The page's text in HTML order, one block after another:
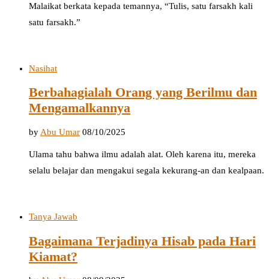
Malaikat berkata kepada temannya, “Tulis, satu farsakh kali
satu farsakh.”
Nasihat
Berbahagialah Orang yang Berilmu dan
Mengamalkannya
by Abu Umar 08/10/2025
Ulama tahu bahwa ilmu adalah alat. Oleh karena itu, mereka
selalu belajar dan mengakui segala kekurang-an dan kealpaan.
Tanya Jawab
Bagaimana Terjadinya Hisab pada Hari
Kiamat?